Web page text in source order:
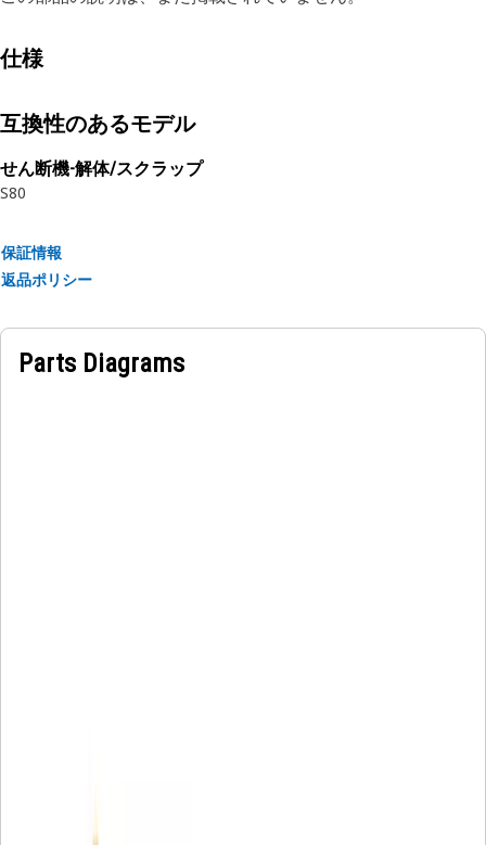
仕様
互換性のあるモデル
せん断機-解体/スクラップ
S80
保証情報
返品ポリシー
Parts Diagrams